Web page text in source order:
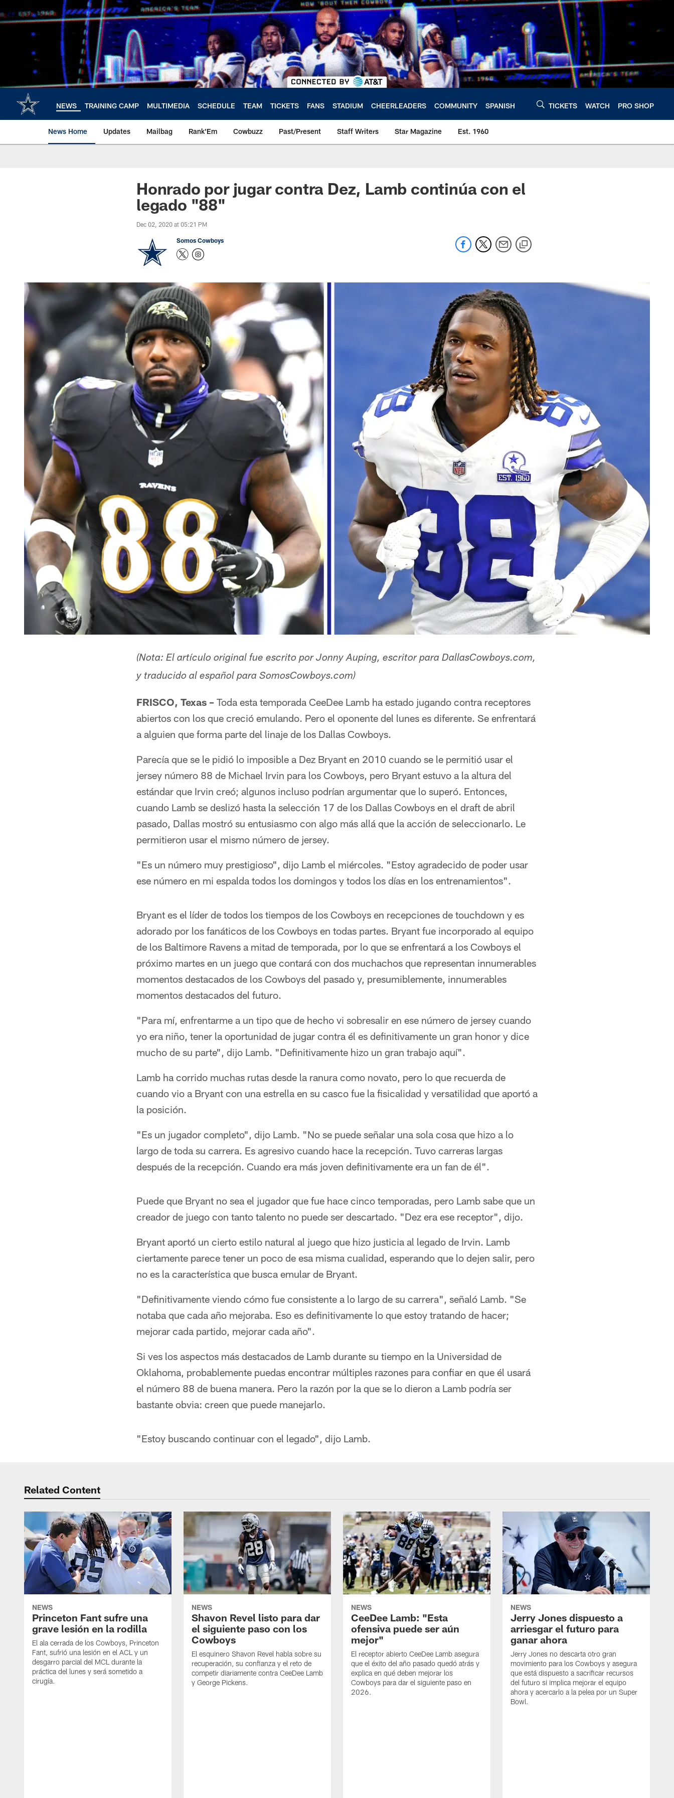
to
main
NEWS TRAINING CAMP MULTIMEDIA SCHEDULE TEAM TICKETS FANS STADIUM CHEERLEADERS COMMUNITY SPANISH TICKETS WATCH PRO SHOP
News Home Updates Mailbag Rank'Em Cowbuzz Past/Present Staff Writers Star Magazine Est. 1960
Honrado por jugar contra Dez, Lamb continúa con el
legado "88"
Dec 02, 2020 at 05:21 PM
Somos Cowboys
(Nota: El artículo original fue escrito por Jonny Auping, escritor para DallasCowboys.com,
y traducido al español para SomosCowboys.com)
FRISCO, Texas – Toda esta temporada CeeDee Lamb ha estado jugando contra receptores
abiertos con los que creció emulando. Pero el oponente del lunes es diferente. Se enfrentará
a alguien que forma parte del linaje de los Dallas Cowboys.
Parecía que se le pidió lo imposible a Dez Bryant en 2010 cuando se le permitió usar el
jersey número 88 de Michael Irvin para los Cowboys, pero Bryant estuvo a la altura del
estándar que Irvin creó; algunos incluso podrían argumentar que lo superó. Entonces,
cuando Lamb se deslizó hasta la selección 17 de los Dallas Cowboys en el draft de abril
pasado, Dallas mostró su entusiasmo con algo más allá que la acción de seleccionarlo. Le
permitieron usar el mismo número de jersey.
"Es un número muy prestigioso", dijo Lamb el miércoles. "Estoy agradecido de poder usar
ese número en mi espalda todos los domingos y todos los días en los entrenamientos".
Bryant es el líder de todos los tiempos de los Cowboys en recepciones de touchdown y es
adorado por los fanáticos de los Cowboys en todas partes. Bryant fue incorporado al equipo
de los Baltimore Ravens a mitad de temporada, por lo que se enfrentará a los Cowboys el
próximo martes en un juego que contará con dos muchachos que representan innumerables
momentos destacados de los Cowboys del pasado y, presumiblemente, innumerables
momentos destacados del futuro.
"Para mí, enfrentarme a un tipo que de hecho vi sobresalir en ese número de jersey cuando
yo era niño, tener la oportunidad de jugar contra él es definitivamente un gran honor y dice
mucho de su parte", dijo Lamb. "Definitivamente hizo un gran trabajo aquí".
Lamb ha corrido muchas rutas desde la ranura como novato, pero lo que recuerda de
cuando vio a Bryant con una estrella en su casco fue la fisicalidad y versatilidad que aportó a
la posición.
"Es un jugador completo", dijo Lamb. "No se puede señalar una sola cosa que hizo a lo
largo de toda su carrera. Es agresivo cuando hace la recepción. Tuvo carreras largas
después de la recepción. Cuando era más joven definitivamente era un fan de él".
Puede que Bryant no sea el jugador que fue hace cinco temporadas, pero Lamb sabe que un
creador de juego con tanto talento no puede ser descartado. "Dez era ese receptor", dijo.
Bryant aportó un cierto estilo natural al juego que hizo justicia al legado de Irvin. Lamb
ciertamente parece tener un poco de esa misma cualidad, esperando que lo dejen salir, pero
no es la característica que busca emular de Bryant.
"Definitivamente viendo cómo fue consistente a lo largo de su carrera", señaló Lamb. "Se
notaba que cada año mejoraba. Eso es definitivamente lo que estoy tratando de hacer;
mejorar cada partido, mejorar cada año".
Si ves los aspectos más destacados de Lamb durante su tiempo en la Universidad de
Oklahoma, probablemente puedas encontrar múltiples razones para confiar en que él usará
el número 88 de buena manera. Pero la razón por la que se lo dieron a Lamb podría ser
bastante obvia: creen que puede manejarlo.
"Estoy buscando continuar con el legado", dijo Lamb.
Related Content
NEWS
Princeton Fant sufre una
grave lesión en la rodilla
El ala cerrada de los Cowboys, Princeton
Fant, sufrió una lesión en el ACL y un
desgarro parcial del MCL durante la
práctica del lunes y será sometido a
cirugía.
NEWS
Shavon Revel listo para dar
el siguiente paso con los
Cowboys
El esquinero Shavon Revel habla sobre su
recuperación, su confianza y el reto de
competir diariamente contra CeeDee Lamb
y George Pickens.
NEWS
CeeDee Lamb: "Esta
ofensiva puede ser aún
mejor"
El receptor abierto CeeDee Lamb asegura
que el éxito del año pasado quedó atrás y
explica en qué deben mejorar los
Cowboys para dar el siguiente paso en
2026.
NEWS
Jerry Jones dispuesto a
arriesgar el futuro para
ganar ahora
Jerry Jones no descarta otro gran
movimiento para los Cowboys y asegura
que está dispuesto a sacrificar recursos
del futuro si implica mejorar el equipo
ahora y acercarlo a la pelea por un Super
Bowl.